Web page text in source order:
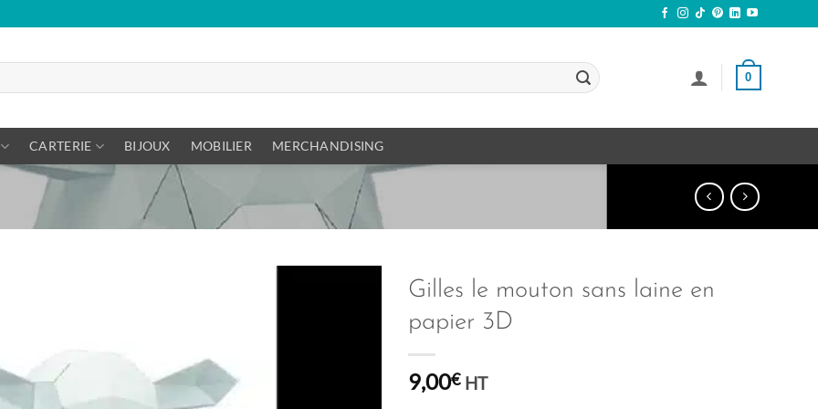
0
CARTERIE BIJOUX MOBILIER MERCHANDISING
Gilles le mouton sans laine en
papier 3D
9,00€ HT